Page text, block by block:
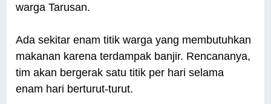
warga Tarusan.
Ada sekitar enam titik warga yang membutuhkan
makanan karena terdampak banjir. Rencananya,
tim akan bergerak satu titik per hari selama
enam hari berturut-turut.